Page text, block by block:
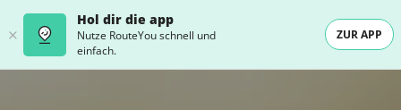
Hol dir die app
Nutze RouteYou schnell und
einfach.
ZUR APP